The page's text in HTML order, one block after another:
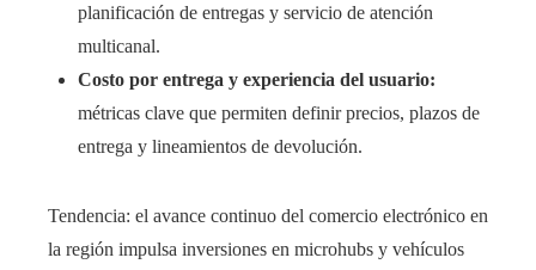
planificación de entregas y servicio de atención
multicanal.
Costo por entrega y experiencia del usuario:
métricas clave que permiten definir precios, plazos de
entrega y lineamientos de devolución.
Tendencia: el avance continuo del comercio electrónico en
la región impulsa inversiones en microhubs y vehículos